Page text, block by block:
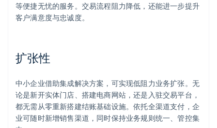
等便捷无忧的服务。交易流程阻力降低，还能进一步提升
客户满意度与忠诚度。
扩张性
中小企业借助集成解决方案，可实现低阻力业务扩张。无
论是新开实体门店、搭建电商网站，还是入驻交易平台，
都无需从零重新搭建结账基础设施。依托全渠道支付，企
业可随时新增销售渠道，同时保持业务规则统一、管控集